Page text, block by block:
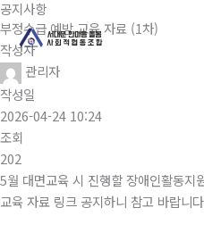
콘
텐
츠
로
건
너
뛰
기
공지사항
부정수급 예방 교육 자료 (1차)
작성자
관리자
작성일
2026-04-24 10:24
조회
202
5월 대면교육 시 진행할 장애인활동지
교육 자료 링크 공지하니 참고 바랍니